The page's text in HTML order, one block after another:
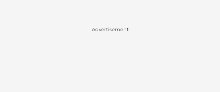
Advertisement